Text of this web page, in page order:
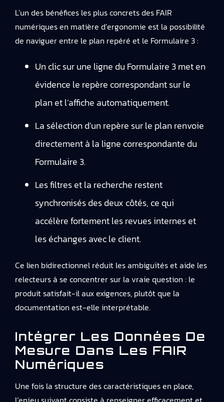
L’un des bénéfices les plus concrets des FAIR
numériques en matière d’ergonomie est la possibilité
de naviguer entre le plan repéré et le Formulaire 3 :
Un clic sur une ligne du Formulaire 3 met en
évidence le repère correspondant sur le
plan et l’affiche automatiquement.
La sélection d’un repère sur le plan renvoie
directement à la ligne correspondante du
Formulaire 3.
Les filtres et la recherche restent
synchronisés des deux côtés, ce qui
accélère fortement les revues internes et
les échanges avec le client.
Ce lien bidirectionnel réduit les ambiguïtés et aide les
relecteurs à se concentrer sur la vraie question : le
produit satisfait-il aux exigences, plutôt que la
documentation est-elle interprétable.
Intégrer Les Données De
Mesure Dans Les FAIR
Numériques
Une fois la structure des caractéristiques en place,